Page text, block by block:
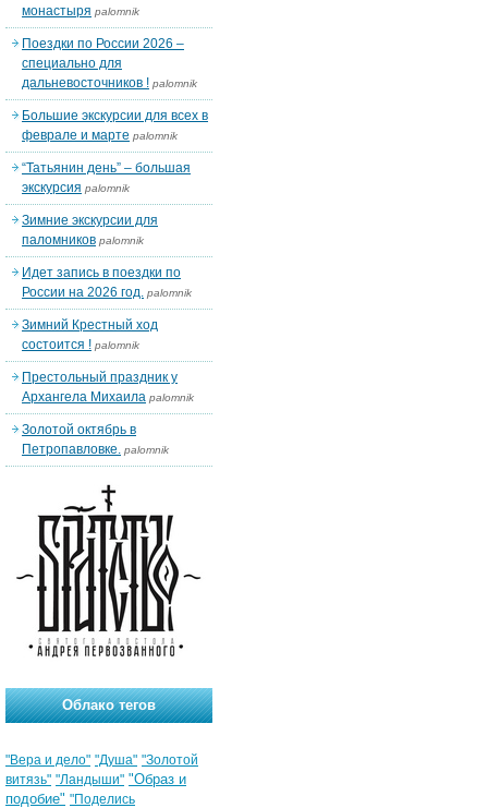
монастыря palomnik
Поездки по России 2026 –
специально для
дальневосточников ! palomnik
Большие экскурсии для всех в
феврале и марте palomnik
“Татьянин день” – большая
экскурсия palomnik
Зимние экскурсии для
паломников palomnik
Идет запись в поездки по
России на 2026 год. palomnik
Зимний Крестный ход
состоится ! palomnik
Престольный праздник у
Архангела Михаила palomnik
Золотой октябрь в
Петропавловке. palomnik
Облако тегов
"Вера и дело" "Душа" "Золотой
витязь" "Ландыши" "Образ и
подобие" "Поделись